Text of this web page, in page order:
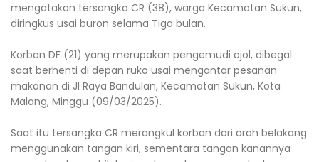
mengatakan tersangka CR (38), warga Kecamatan Sukun,
diringkus usai buron selama Tiga bulan.
Korban DF (21) yang merupakan pengemudi ojol, dibegal
saat berhenti di depan ruko usai mengantar pesanan
makanan di Jl Raya Bandulan, Kecamatan Sukun, Kota
Malang, Minggu (09/03/2025).
Saat itu tersangka CR merangkul korban dari arah belakang
menggunakan tangan kiri, sementara tangan kanannya